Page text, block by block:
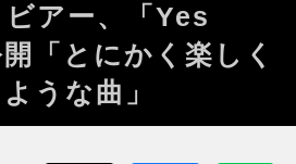
アー、「Yes
「とにかく楽しく
うな曲」